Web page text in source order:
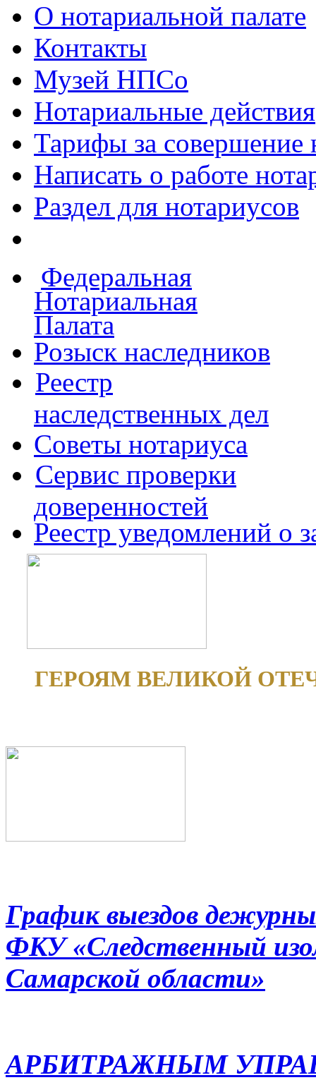
О нотариальной палате
Контакты
Музей НПСо
Нотариальные действия
Тарифы за совершение
Написать о работе
Раздел для нотариусов
Федеральная
Нотариальная
Палата
Розыск наследников
Реестр
наследственных дел
Советы нотариуса
Сервис проверки
доверенностей
Реестр уведомлений о
ГЕРОЯМ ВЕЛИКОЙ
График выездов
ФКУ «Следственный
Самарской области»
АРБИТРАЖНЫМ